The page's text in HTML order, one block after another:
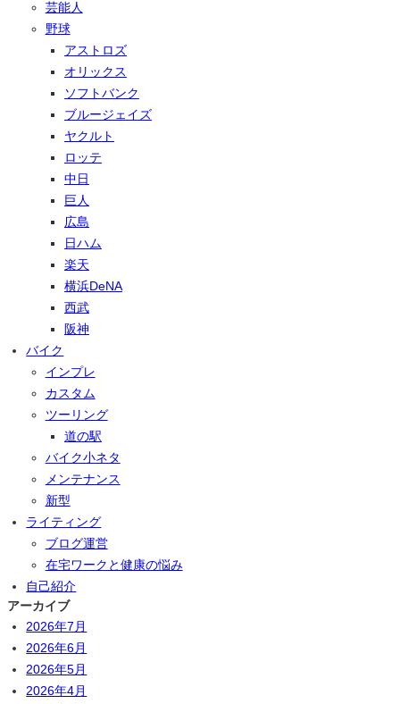
芸能人
野球
アストロズ
オリックス
ソフトバンク
ブルージェイズ
ヤクルト
ロッテ
中日
巨人
広島
日ハム
楽天
横浜DeNA
西武
阪神
バイク
インプレ
カスタム
ツーリング
道の駅
バイク小ネタ
メンテナンス
新型
ライティング
ブログ運営
在宅ワークと健康の悩み
自己紹介
アーカイブ
2026年7月
2026年6月
2026年5月
2026年4月